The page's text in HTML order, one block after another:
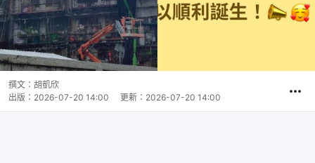
撰文： 胡凱欣
出版： 2026-07-20 14:00 更新： 2026-07-20 14:00